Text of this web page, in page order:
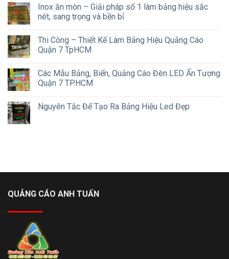
Inox ăn mòn – Giải pháp số 1 làm bảng hiệu sắc
nét, sang trọng và bền bỉ
Thi Công – Thiết Kế Làm Bảng Hiệu Quảng Cáo
Quận 7 TpHCM
Các Mẫu Bảng, Biển, Quảng Cáo Đèn LED Ấn Tượng
Quận 7 TP.HCM
Nguyên Tắc Để Tạo Ra Bảng Hiệu Led Đẹp
QUẢNG CÁO ANH TUẤN